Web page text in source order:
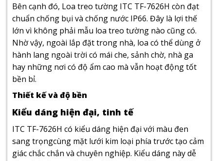
Bên cạnh đó, Loa treo tường ITC TF-7626H còn đạt
chuẩn chống bụi và chống nước IP66. Đây là lợi thế
lớn vì không phải mẫu loa treo tường nào cũng có.
Nhờ vậy, ngoài lắp đặt trong nhà, loa có thể dùng ở
hành lang ngoài trời có mái che, sảnh chờ, nhà ga
hay những nơi có độ ẩm cao mà vẫn hoạt động tốt
bền bỉ.
Thiết kế và độ bền
Kiểu dáng hiện đại, tinh tế
ITC TF-7626H có kiểu dáng hiện đại với màu đen
sang trọngcùng mặt lưới kim loại phía trước tạo cảm
giác chắc chắn và chuyên nghiệp. Kiểu dáng này dễ